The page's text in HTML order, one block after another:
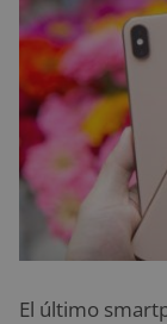
El último